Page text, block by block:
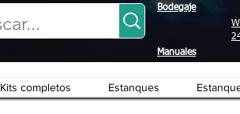
Bodegaje
Manuales
Kits completos Estanques